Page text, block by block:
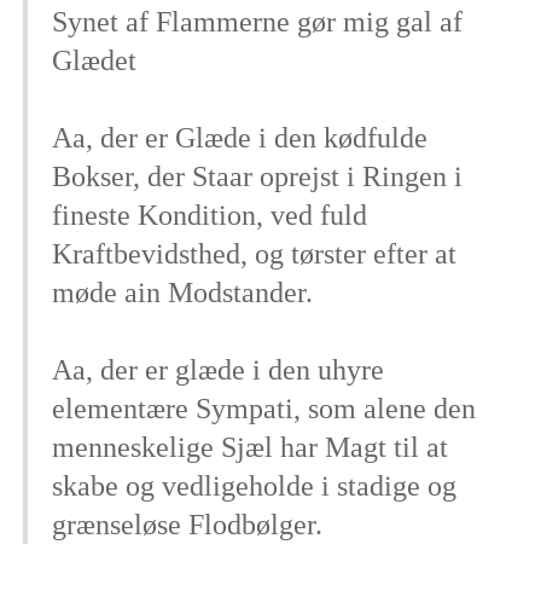
Synet af Flammerne gør mig gal af
Glædet
Aa, der er Glæde i den kødfulde
Bokser, der Staar oprejst i Ringen i
fineste Kondition, ved fuld
Kraftbevidsthed, og tørster efter at
møde ain Modstander.
Aa, der er glæde i den uhyre
elementære Sympati, som alene den
menneskelige Sjæl har Magt til at
skabe og vedligeholde i stadige og
grænseløse Flodbølger.